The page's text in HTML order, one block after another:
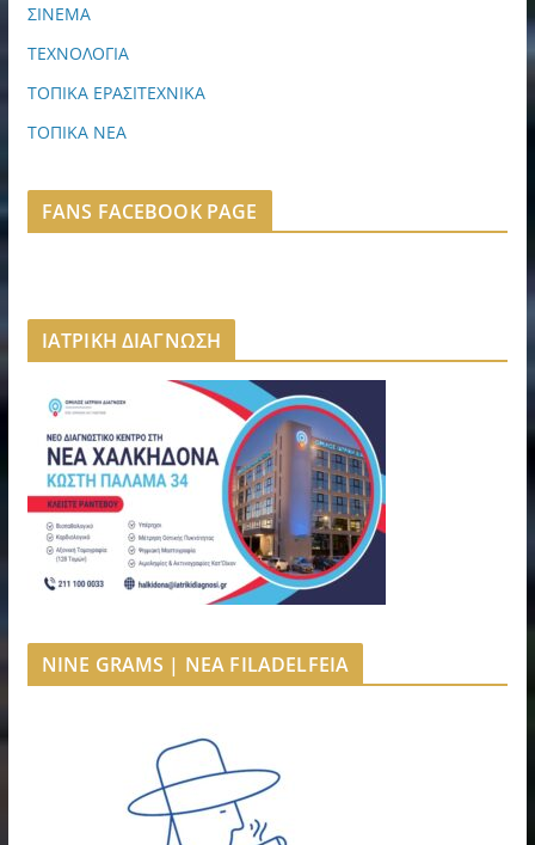
ΣΙΝΕΜΑ
ΤΕΧΝΟΛΟΓΙΑ
ΤΟΠΙΚΑ ΕΡΑΣΙΤΕΧΝΙΚΑ
ΤΟΠΙΚΑ ΝΕΑ
FANS FACEBOOK PAGE
ΙΑΤΡΙΚΗ ΔΙΑΓΝΩΣΗ
NINE GRAMS | NEA FILADELFEIA